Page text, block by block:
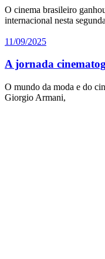
O cinema brasileiro
internacional nesta
11/09/2025
A jornada
O mundo da moda e do
Giorgio Armani,